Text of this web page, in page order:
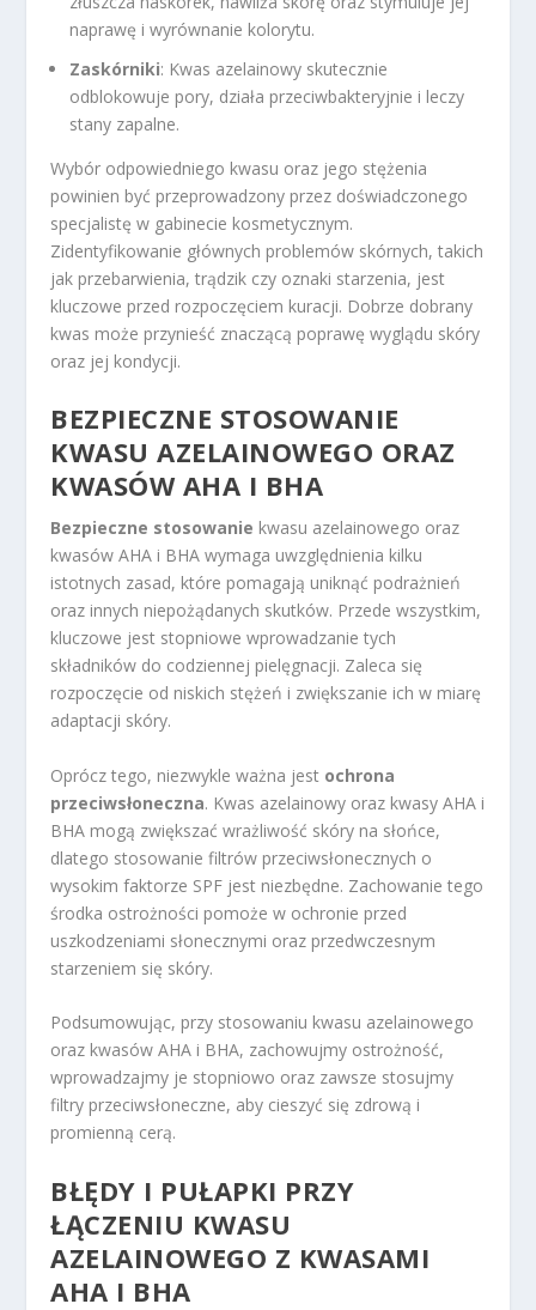
naprawę i wyrównanie kolorytu.
Zaskórniki: Kwas azelainowy skutecznie
odblokowuje pory, działa przeciwbakteryjnie i leczy
stany zapalne.
Wybór odpowiedniego kwasu oraz jego stężenia
powinien być przeprowadzony przez doświadczonego
specjalistę w gabinecie kosmetycznym.
Zidentyfikowanie głównych problemów skórnych, takich
jak przebarwienia, trądzik czy oznaki starzenia, jest
kluczowe przed rozpoczęciem kuracji. Dobrze dobrany
kwas może przynieść znaczącą poprawę wyglądu skóry
oraz jej kondycji.
BEZPIECZNE STOSOWANIE
KWASU AZELAINOWEGO ORAZ
KWASÓW AHA I BHA
Bezpieczne stosowanie kwasu azelainowego oraz
kwasów AHA i BHA wymaga uwzględnienia kilku
istotnych zasad, które pomagają uniknąć podrażnień
oraz innych niepożądanych skutków. Przede wszystkim,
kluczowe jest stopniowe wprowadzanie tych
składników do codziennej pielęgnacji. Zaleca się
rozpoczęcie od niskich stężeń i zwiększanie ich w miarę
adaptacji skóry.
Oprócz tego, niezwykle ważna jest ochrona
przeciwsłoneczna. Kwas azelainowy oraz kwasy AHA i
BHA mogą zwiększać wrażliwość skóry na słońce,
dlatego stosowanie filtrów przeciwsłonecznych o
wysokim faktorze SPF jest niezbędne. Zachowanie tego
środka ostrożności pomoże w ochronie przed
uszkodzeniami słonecznymi oraz przedwczesnym
starzeniem się skóry.
Podsumowując, przy stosowaniu kwasu azelainowego
oraz kwasów AHA i BHA, zachowujmy ostrożność,
wprowadzajmy je stopniowo oraz zawsze stosujmy
filtry przeciwsłoneczne, aby cieszyć się zdrową i
promienną cerą.
BŁĘDY I PUŁAPKI PRZY
ŁĄCZENIU KWASU
AZELAINOWEGO Z KWASAMI
AHA I BHA